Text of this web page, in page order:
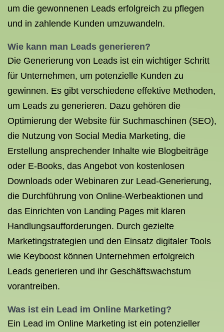
um die gewonnenen Leads erfolgreich zu pflegen
und in zahlende Kunden umzuwandeln.
Wie kann man Leads generieren?
Die Generierung von Leads ist ein wichtiger Schritt
für Unternehmen, um potenzielle Kunden zu
gewinnen. Es gibt verschiedene effektive Methoden,
um Leads zu generieren. Dazu gehören die
Optimierung der Website für Suchmaschinen (SEO),
die Nutzung von Social Media Marketing, die
Erstellung ansprechender Inhalte wie Blogbeiträge
oder E-Books, das Angebot von kostenlosen
Downloads oder Webinaren zur Lead-Generierung,
die Durchführung von Online-Werbeaktionen und
das Einrichten von Landing Pages mit klaren
Handlungsaufforderungen. Durch gezielte
Marketingstrategien und den Einsatz digitaler Tools
wie Keyboost können Unternehmen erfolgreich
Leads generieren und ihr Geschäftswachstum
vorantreiben.
Was ist ein Lead im Online Marketing?
Ein Lead im Online Marketing ist ein potenzieller